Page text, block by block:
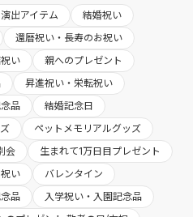
出アイテム
結婚祝い
還暦祝い・長寿のお祝い
い
親へのプレゼント
昇進祝い・栄転祝い
品
結婚記念日
ペットメモリアルグッズ
会
生まれて1万日目プレゼント
い
バレンタイン
品
入学祝い・入園記念品